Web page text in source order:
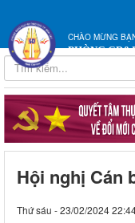
CHÀO MỪNG
PHÒNG
Hội nghị Cán
Thứ sáu - 23/02/2024